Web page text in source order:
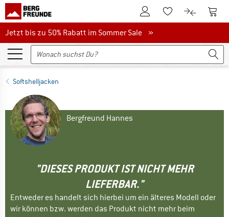
Zum KundenkontoZum Merkzettel.
Zum Zum
Jetzt bis zu 50% Rabatt im Sommer Sale
Jetzt bis zu 50% Rabatt im Sommer Sale »
Softshelljacken
Bergfreund Hannes
"DIESES PRODUKT IST NICHT MEHR
LIEFERBAR."
Entweder es handelt sich hierbei um ein älteres Modell oder
wir können bzw. werden das Produkt nicht mehr beim